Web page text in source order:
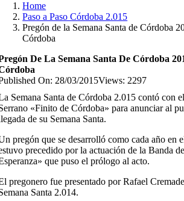
Home
Paso a Paso Córdoba 2.015
Pregón de la Semana Santa de Córdoba
Córdoba
De La Semana Santa De Córdoba
On: 28/03/2015Views: 2297
Semana Santa de Córdoba 2.015 contó con
«Finito de Córdoba» para anunciar al
de su Semana Santa.
pregón que se desarrolló como cada año en
precedido por la actuación de la Banda
que puso el prólogo al acto.
pregonero fue presentado por Rafael
Santa 2.014.